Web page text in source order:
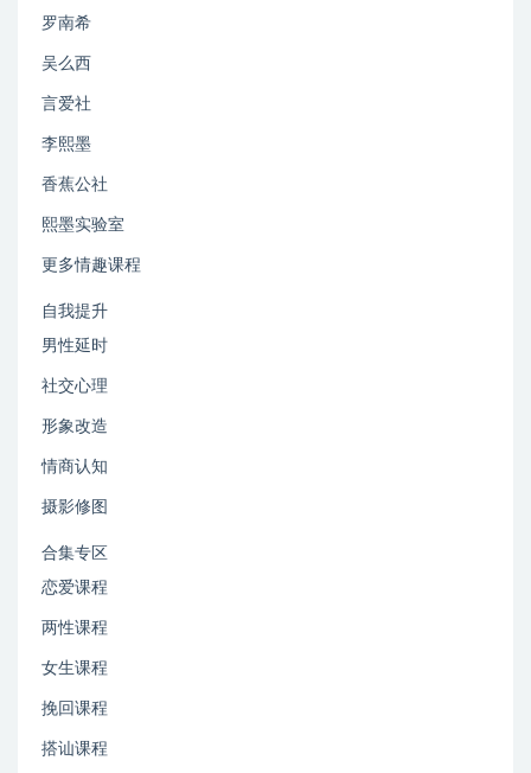
罗南希
吴么西
言爱社
李熙墨
香蕉公社
熙墨实验室
更多情趣课程
自我提升
男性延时
社交心理
形象改造
情商认知
摄影修图
合集专区
恋爱课程
两性课程
女生课程
挽回课程
搭讪课程